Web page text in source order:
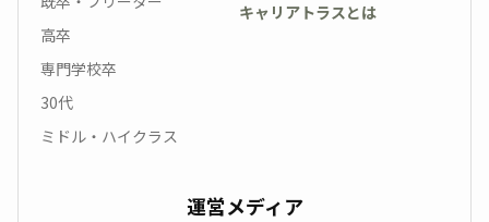
高卒
専門学校卒
30代
ミドル・ハイクラス
キャリアトラスとは
運営メディア